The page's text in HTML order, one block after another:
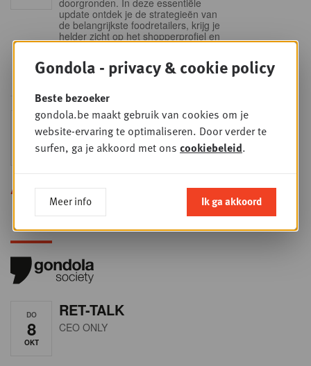
update ontdek je de strategieën van
de belangrijkste foodretailers, krijg je
helder zicht op het shopperprofiel en
verzamel je onmisbare inzichten in
een sector die sneller verandert dan
ooit.
DO
24
SEP
Sales & nego Summit
2026
Sales & Nego summit 2026
Alle opleidingen
DO
8
OKT
RET-TALK
CEO ONLY
Gondola - privacy & cookie policy
Beste bezoeker
gondola.be maakt gebruik van cookies om je
website-ervaring te optimaliseren. Door verder te
surfen, ga je akkoord met ons cookiebeleid.
Meer info Ik ga akkoord